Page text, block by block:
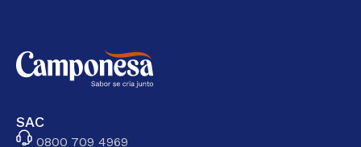
SAC
0800 709 4969